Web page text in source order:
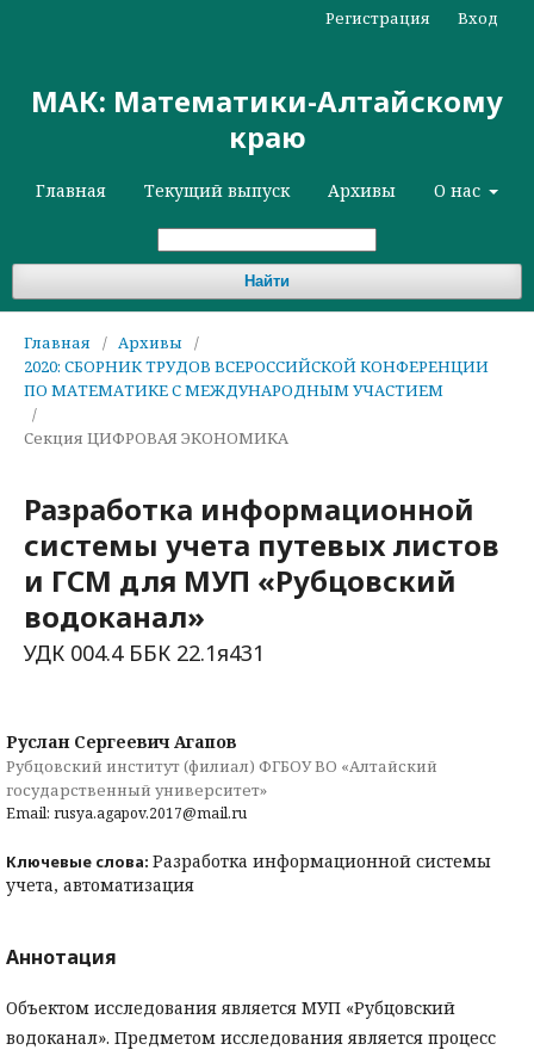
МАК: Математики-Алтайскому
краю
Главная Текущий выпуск Архивы О нас
Найти
Регистрация Вход
Главная / Архивы
/
2020: СБОРНИК ТРУДОВ ВСЕРОССИЙСКОЙ КОНФЕРЕНЦИИ
ПО МАТЕМАТИКЕ С МЕЖДУНАРОДНЫМ УЧАСТИЕМ
/
Секция ЦИФРОВАЯ ЭКОНОМИКА
Разработка информационной
системы учета путевых листов
и ГСМ для МУП «Рубцовский
водоканал»
УДК 004.4 ББК 22.1я431
Руслан Сергеевич Агапов
Рубцовский институт (филиал) ФГБОУ ВО «Алтайский
государственный университет»
Email: rusya.agapov.2017@mail.ru
Ключевые слова: Разработка информационной системы
учета, автоматизация
Аннотация
Объектом исследования является МУП «Рубцовский
водоканал». Предметом исследования является процесс